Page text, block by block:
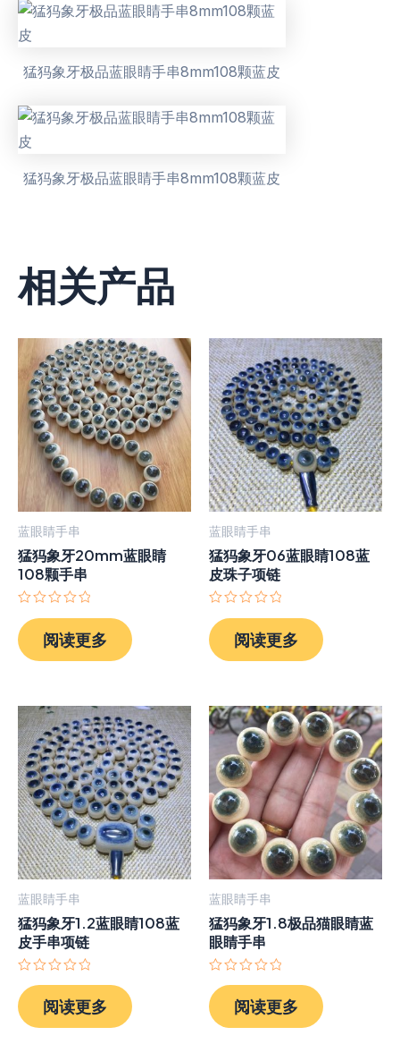
猛犸象牙极品蓝眼睛手串8mm108颗蓝皮
猛犸象牙极品蓝眼睛手串8mm108颗蓝皮
相关产品
蓝眼睛手串
猛犸象牙20mm蓝眼睛
108颗手串
分
0
&sol;
阅读更多
蓝眼睛手串
猛犸象牙06蓝眼睛108蓝
皮珠子项链
分
0
&sol;
阅读更多
蓝眼睛手串
猛犸象牙1.2蓝眼睛108蓝
皮手串项链
评
分
0
&sol;
阅读更多
蓝眼睛手串
猛犸象牙1.8极品猫眼睛蓝
眼睛手串
评
分
0
&sol;
阅读更多